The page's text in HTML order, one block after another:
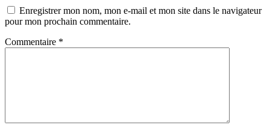
Enregistrer mon nom, mon e-mail et mon site dans le navigateur
pour mon prochain commentaire.
Commentaire *